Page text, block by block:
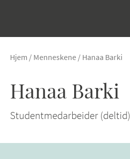
Hjem / Menneskene / Hanaa Barki
Hanaa Barki
Studentmedarbeider (deltid)